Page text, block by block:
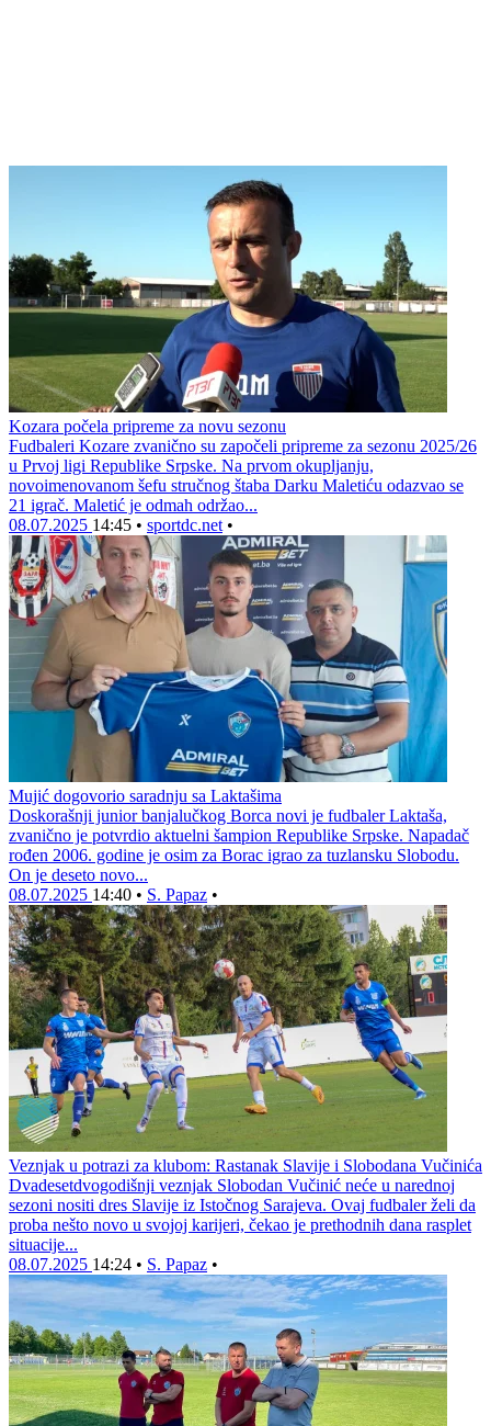
Kozara počela pripreme za novu sezonu
Fudbaleri Kozare zvanično su započeli pripreme za sezonu 2025/26
u Prvoj ligi Republike Srpske. Na prvom okupljanju,
novoimenovanom šefu stručnog štaba Darku Maletiću odazvao se
21 igrač. Maletić je odmah održao...
08.07.2025 14:45 • sportdc.net •
Mujić dogovorio saradnju sa Laktašima
Doskorašnji junior banjalučkog Borca novi je fudbaler Laktaša,
zvanično je potvrdio aktuelni šampion Republike Srpske. Napadač
rođen 2006. godine je osim za Borac igrao za tuzlansku Slobodu.
On je deseto novo...
08.07.2025 14:40 • S. Papaz •
Veznjak u potrazi za klubom: Rastanak Slavije i Slobodana Vučinića
Dvadesetdvogodišnji veznjak Slobodan Vučinić neće u narednoj
sezoni nositi dres Slavije iz Istočnog Sarajeva. Ovaj fudbaler želi da
proba nešto novo u svojoj karijeri, čekao je prethodnih dana rasplet
situacije...
08.07.2025 14:24 • S. Papaz •